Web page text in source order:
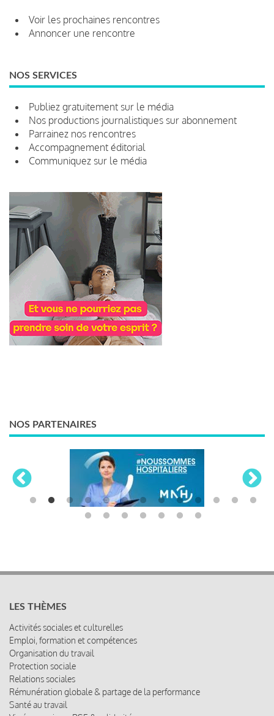
Voir les prochaines rencontres
Annoncer une rencontre
NOS SERVICES
Publiez gratuitement sur le média
Nos productions journalistiques sur abonnement
Parrainez nos rencontres
Accompagnement éditorial
Communiquez sur le média
NOS PARTENAIRES
LES THÈMES
Activités sociales et culturelles
Emploi, formation et compétences
Organisation du travail
Protection sociale
Relations sociales
Rémunération globale & partage de la performance
Santé au travail